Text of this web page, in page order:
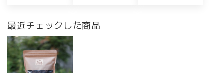
最近チェックした商品